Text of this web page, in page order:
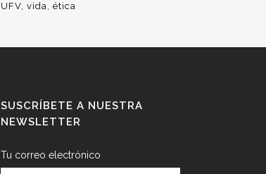
UFV vida ética
SUSCRÍBETE A NUESTRA
NEWSLETTER
Tu correo electrónico